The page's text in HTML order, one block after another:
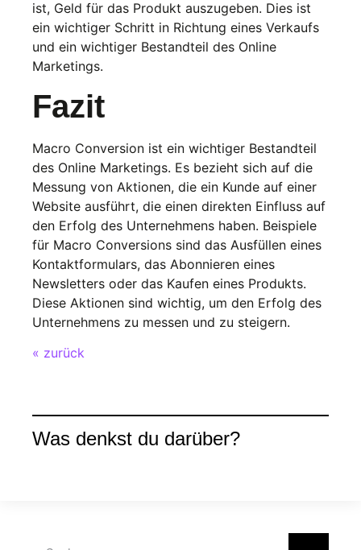
ist, Geld für das Produkt auszugeben. Dies ist
ein wichtiger Schritt in Richtung eines Verkaufs
und ein wichtiger Bestandteil des Online
Marketings.
Fazit
Macro Conversion ist ein wichtiger Bestandteil
des Online Marketings. Es bezieht sich auf die
Messung von Aktionen, die ein Kunde auf einer
Website ausführt, die einen direkten Einfluss auf
den Erfolg des Unternehmens haben. Beispiele
für Macro Conversions sind das Ausfüllen eines
Kontaktformulars, das Abonnieren eines
Newsletters oder das Kaufen eines Produkts.
Diese Aktionen sind wichtig, um den Erfolg des
Unternehmens zu messen und zu steigern.
« zurück
Was denkst du darüber?